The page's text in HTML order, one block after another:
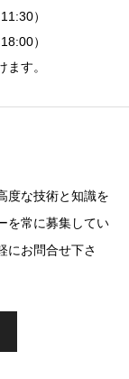
）
）
す。
度な技術と知識を
を常に募集してい
にお問合せ下さ